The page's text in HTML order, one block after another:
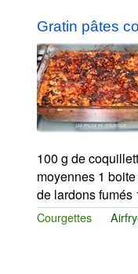
Gratin pâtes
100 g de
moyennes 1
de lardons fumés
Courgettes